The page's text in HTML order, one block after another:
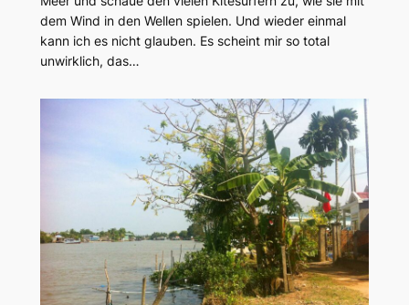
dem Wind in den Wellen spielen. Und wieder einmal
kann ich es nicht glauben. Es scheint mir so total
unwirklich, das…